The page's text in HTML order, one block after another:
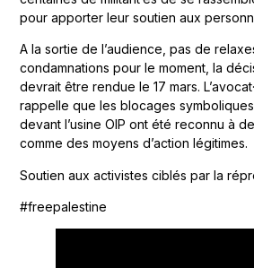
pour apporter leur soutien aux
A la sortie de l’audience, pas de
condamnations pour le moment, la
devrait être rendue le 17 mars.
rappelle que les blocages
devant l’usine OIP ont été reconnu à
comme des moyens d’action légitimes.
Soutien aux activistes ciblés par la
#freepalestine